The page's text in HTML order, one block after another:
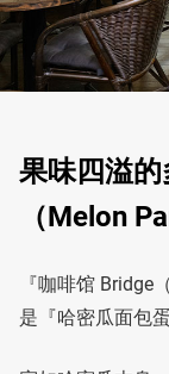
果味四溢
（Melon
『咖啡馆 Bridge
是『哈密瓜面包